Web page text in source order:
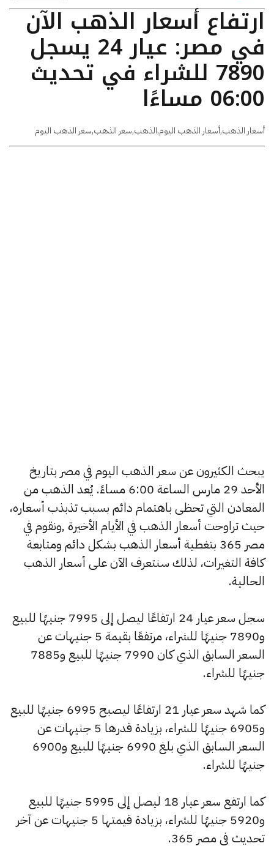
ارتفاع أسعار الذهب الآن
في مصر: عيار 24 يسجل
7890 للشراء في تحديث
06:00 مساءًا
أسعار الذهب,أسعار الذهب اليوم,الذهب,سعر الذهب,سعر الذهب اليوم
يبحث الكثيرون عن سعر الذهب اليوم في مصر بتاريخ
الأحد 29 مارس الساعة 6:00 مساءً. يُعد الذهب من
المعادن التي تحظى باهتمام دائم بسبب تذبذب أسعاره،
حيث تراوحت أسعار الذهب في الأيام الأخيرة ,ونقوم في
مصر 365 بتغطية أسعار الذهب بشكل دائم ومتابعة
كافة التغيرات، لذلك سنتعرف الآن على أسعار الذهب
الحالية.
سجل سعر عيار 24 ارتفاعًا ليصل إلى 7995 جنيهًا للبيع
و7890 جنيهًا للشراء، مرتفعًا بقيمة 5 جنيهات عن
السعر السابق الذي كان 7990 جنيهًا للبيع و7885
جنيهًا للشراء.
كما شهد سعر عيار 21 ارتفاعًا ليصبح 6995 جنيهًا للبيع
و6905 جنيهًا للشراء، بزيادة قدرها 5 جنيهات عن
السعر السابق الذي بلغ 6990 جنيهًا للبيع و6900
جنيهًا للشراء.
كما ارتفع سعر عيار 18 ليصل إلى 5995 جنيهًا للبيع
و5920 جنيهًا للشراء، بزيادة قيمتها 5 جنيهات عن آخر
تحديث في مصر 365.